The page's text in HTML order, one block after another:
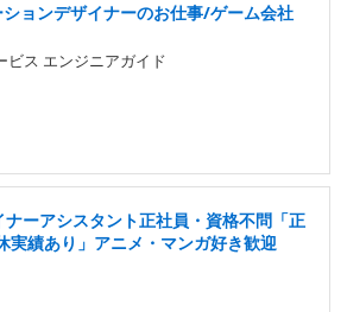
ョンデザイナーのお仕事/ゲーム会社
ビス エンジニアガイド
ーアシスタント正社員・資格不問「正
実績あり」アニメ・マンガ好き歓迎